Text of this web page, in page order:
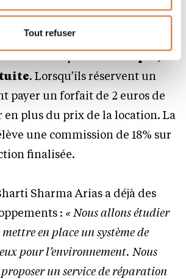
informations sur la manière dont
et sommes amenés à traiter
cookieset notrePolitique de
personnelles.
Tout refuser
model ?
l’inscription estsimple,
. Lorsqu’ils réservent un
payer un forfait de 2 euros de
en plus du prix de la location. La
une commission de 18% sur
finalisée.
Sharma Arias a déjà des
: « Nous allons étudier
en place un système de
pour l’environnement. Nous
proposer un service de réparation